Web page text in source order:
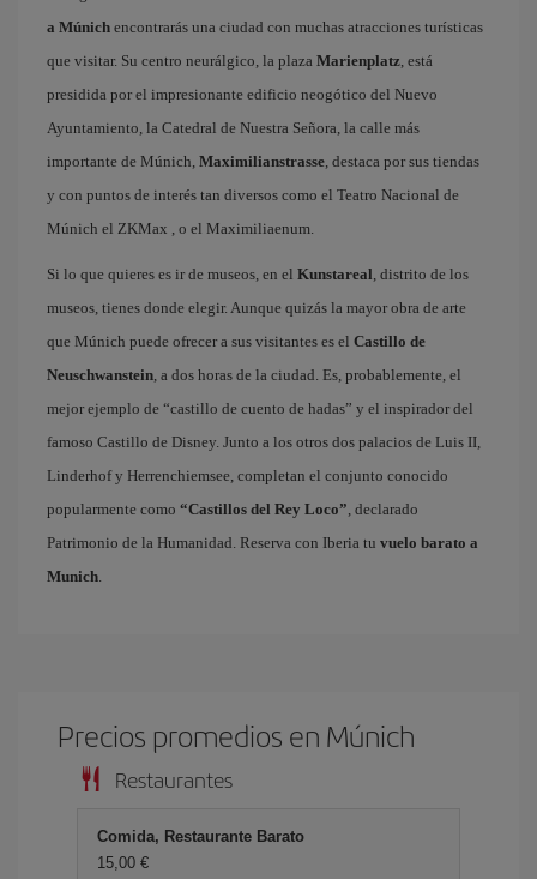
a Múnich encontrarás una ciudad con muchas atracciones turísticas
que visitar. Su centro neurálgico, la plaza Marienplatz, está
presidida por el impresionante edificio neogótico del Nuevo
Ayuntamiento, la Catedral de Nuestra Señora, la calle más
importante de Múnich, Maximilianstrasse, destaca por sus tiendas
y con puntos de interés tan diversos como el Teatro Nacional de
Múnich el ZKMax , o el Maximiliaenum.
Si lo que quieres es ir de museos, en el Kunstareal, distrito de los
museos, tienes donde elegir. Aunque quizás la mayor obra de arte
que Múnich puede ofrecer a sus visitantes es el Castillo de
Neuschwanstein, a dos horas de la ciudad. Es, probablemente, el
mejor ejemplo de “castillo de cuento de hadas” y el inspirador del
famoso Castillo de Disney. Junto a los otros dos palacios de Luis II,
Linderhof y Herrenchiemsee, completan el conjunto conocido
popularmente como “Castillos del Rey Loco”, declarado
Patrimonio de la Humanidad. Reserva con Iberia tu vuelo barato a
Munich.
Precios promedios en Múnich
Restaurantes
Comida, Restaurante Barato
15,00 €